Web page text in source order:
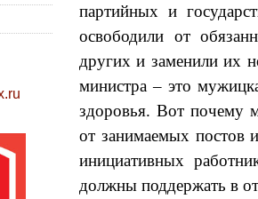
партийных и
освободили от
других и заменили их
министра – это
здоровья. Вот почему
от занимаемых постов
инициативных
должны поддержать в